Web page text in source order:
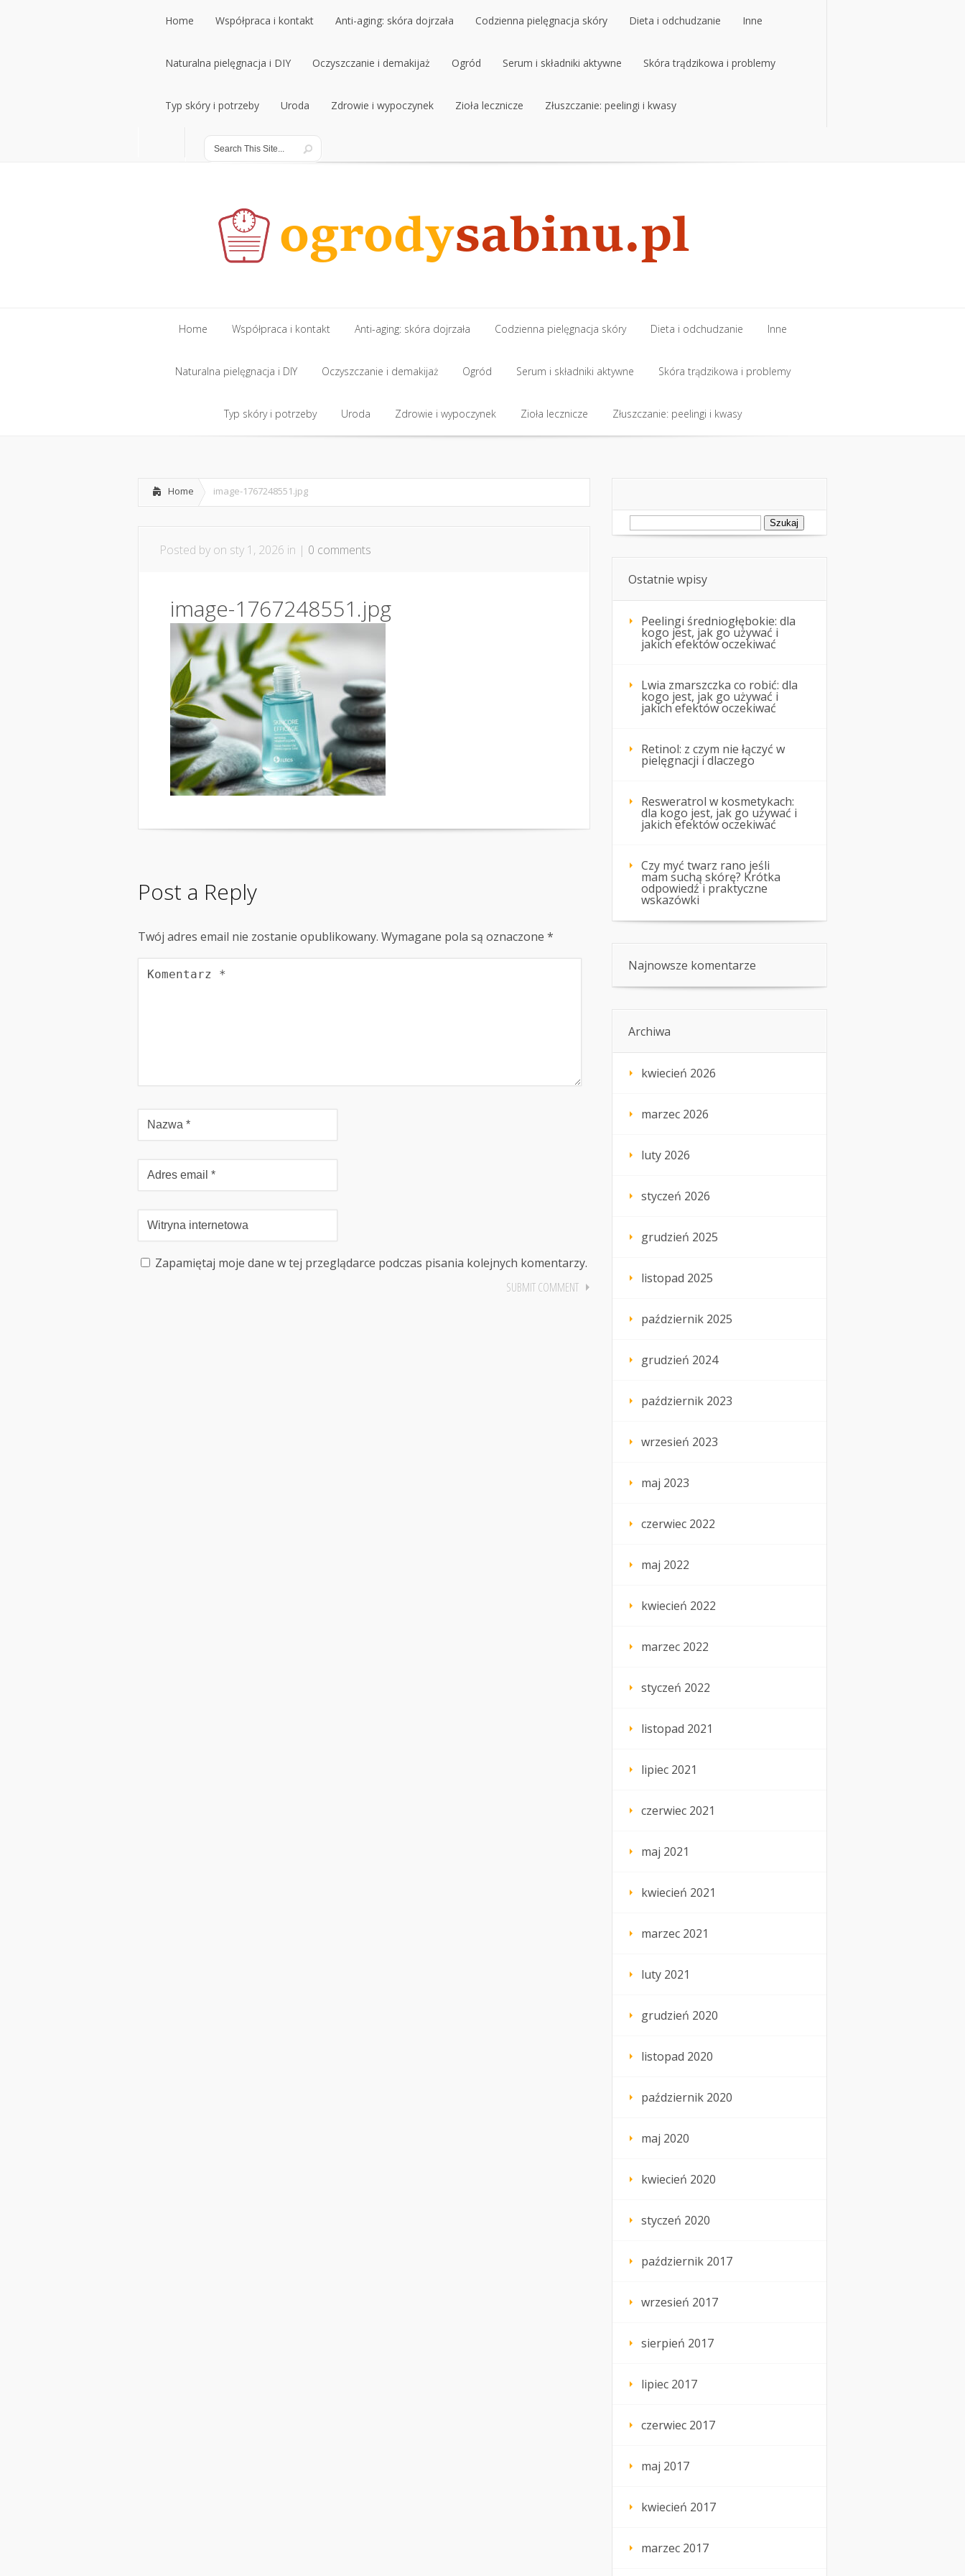
Home
Home
Współpraca i kontakt
Współpraca i kontakt
Anti-aging: skóra dojrzała
Anti-aging: skóra dojrzała
Codzienna pielęgnacja skóry
Codzienna pielęgnacja skóry
Dieta i odchudzanie
Dieta i odchudzanie
Inne
Inne
Naturalna pielęgnacja i DIY
Naturalna pielęgnacja i DIY
Oczyszczanie i demakijaż
Oczyszczanie i demakijaż
Ogród
Ogród
Serum i składniki aktywne
Serum i składniki aktywne
Skóra trądzikowa i problemy
Skóra trądzikowa i problemy
Typ skóry i potrzeby
Typ skóry i potrzeby
Uroda
Uroda
Zdrowie i wypoczynek Zioła lecznicze Złuszczanie: peelingi i kwasy
Home
Home
Współpraca i kontakt
Współpraca i kontakt
Anti-aging: skóra dojrzała
Anti-aging: skóra dojrzała
Codzienna pielęgnacja skóry
Codzienna pielęgnacja skóry
Dieta i odchudzanie
Dieta i odchudzanie
Inne
Inne
Naturalna pielęgnacja i DIY
Naturalna pielęgnacja i DIY
Oczyszczanie i demakijaż
Oczyszczanie i demakijaż
Ogród
Ogród
Serum i składniki aktywne
Serum i składniki aktywne
Skóra trądzikowa i problemy
Skóra trądzikowa i problemy
Typ skóry i potrzeby Uroda Zdrowie i wypoczynek Zioła lecznicze Złuszczanie: peelingi i kwasy
Home image-1767248551.jpg
Posted by on sty 1, 2026 in | 0 comments
image-1767248551.jpg
Post a Reply
Twój adres email nie zostanie opublikowany. Wymagane pola są oznaczone *
Zapamiętaj moje dane w tej przeglądarce podczas pisania kolejnych komentarzy.
Szukaj:
Ostatnie wpisy
Peelingi średniogłębokie: dla
kogo jest, jak go używać i
jakich efektów oczekiwać
Lwia zmarszczka co robić: dla
kogo jest, jak go używać i
jakich efektów oczekiwać
Retinol: z czym nie łączyć w
pielęgnacji i dlaczego
Resweratrol w kosmetykach:
dla kogo jest, jak go używać i
jakich efektów oczekiwać
Czy myć twarz rano jeśli
mam suchą skórę? Krótka
odpowiedź i praktyczne
wskazówki
Najnowsze komentarze
Archiwa
kwiecień 2026
marzec 2026
luty 2026
styczeń 2026
grudzień 2025
listopad 2025
październik 2025
grudzień 2024
październik 2023
wrzesień 2023
maj 2023
czerwiec 2022
maj 2022
kwiecień 2022
marzec 2022
styczeń 2022
listopad 2021
lipiec 2021
czerwiec 2021
maj 2021
kwiecień 2021
marzec 2021
luty 2021
grudzień 2020
listopad 2020
październik 2020
maj 2020
kwiecień 2020
styczeń 2020
październik 2017
wrzesień 2017
sierpień 2017
lipiec 2017
czerwiec 2017
maj 2017
kwiecień 2017
marzec 2017